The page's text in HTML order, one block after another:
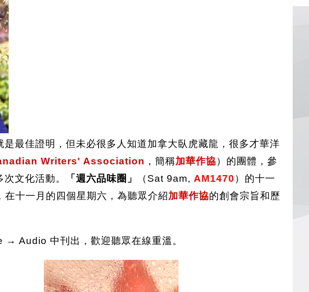
最佳證明，但未必很多人知道加拿大臥虎藏龍，很多才華洋
Writers' Association ，簡稱加華作協）的團體，參
文化活動。
「週六品味圈」 （Sat 9am, AM1470 ）的十一
在十一月的四個星期六，為聽眾介紹加華作協的創會宗旨和歷
Audio 中刊出，歡迎聽眾在線重溫。